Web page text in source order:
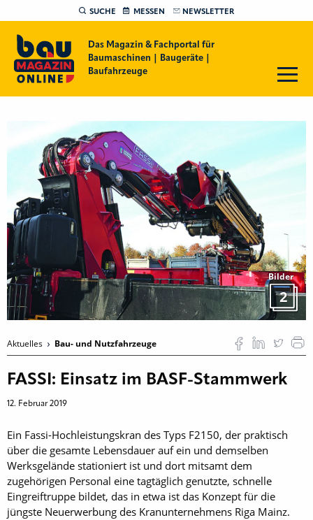
SUCHE MESSEN NEWSLETTER
Das Magazin & Fachportal für
Baumaschinen | Baugeräte |
Baufahrzeuge
Bilder
2
Aktuelles Bau- und Nutzfahrzeuge
FASSI: Einsatz im BASF-Stammwerk
12. Februar 2019
Ein Fassi-Hochleistungskran des Typs F2150, der praktisch
über die gesamte Lebensdauer auf ein und demselben
Werksgelände stationiert ist und dort mitsamt dem
zugehörigen Personal eine tagtäglich genutzte, schnelle
Eingreiftruppe bildet, das in etwa ist das Konzept für die
jüngste Neuerwerbung des Kranunternehmens Riga Mainz.